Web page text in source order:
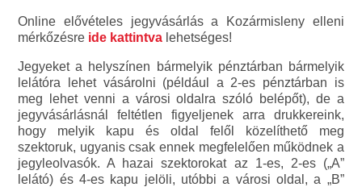
Online elővételes jegyvásárlás a Kozármisleny elleni
mérkőzésre ide kattintva lehetséges!
Jegyeket a helyszínen bármelyik pénztárban bármelyik
lelátóra lehet vásárolni (például a 2-es pénztárban is
meg lehet venni a városi oldalra szóló belépőt), de a
jegyvásárlásnál feltétlen figyeljenek arra drukkereink,
hogy melyik kapu és oldal felől közelíthető meg
szektoruk, ugyanis csak ennek megfelelően működnek a
jegyleolvasók. A hazai szektorokat az 1-es, 2-es („A”
lelátó) és 4-es kapu jelöli, utóbbi a városi oldal, a „B”